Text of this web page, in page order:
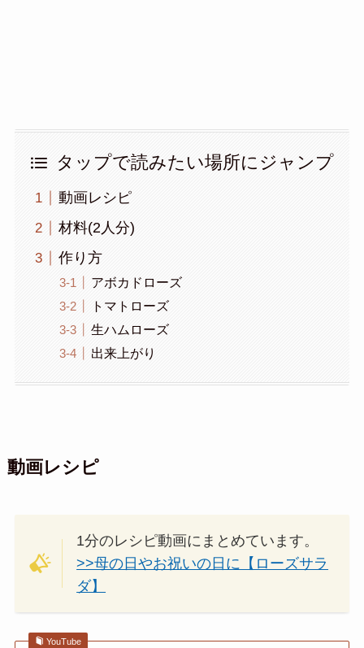
タップで読みたい場所にジャンプ
動画レシピ
材料(2人分)
作り方
アボカドローズ
トマトローズ
生ハムローズ
出来上がり
動画レシピ
1分のレシピ動画にまとめています。
>>母の日やお祝いの日に【ローズサラ
ダ】
YouTube